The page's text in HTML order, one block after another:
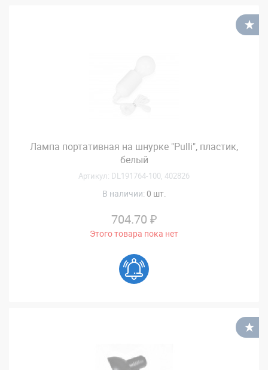
Лампа портативная на шнурке "Pulli", пластик,
белый
Артикул: DL191764-100, 402826
В наличии: 0 шт.
704.70 ₽
Этого товара пока нет